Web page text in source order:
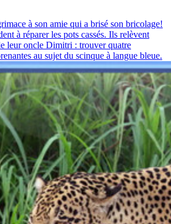
à son amie qui a brisé son bricolage!
à réparer les pots cassés. Ils relèvent
leur oncle Dimitri : trouver quatre
au sujet du scinque à langue bleue.